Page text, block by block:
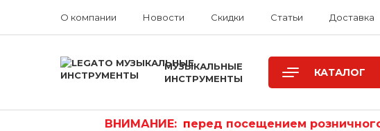
О компании Новости Скидки Статьи Доставка
МУЗЫКАЛЬНЫЕ
ИНСТРУМЕНТЫ
КАТАЛОГ
ВНИМАНИЕ: перед посещением